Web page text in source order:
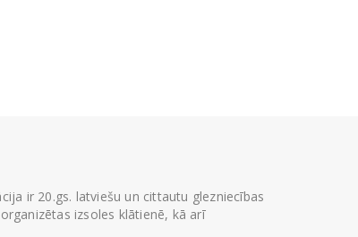
ir 20.gs. latviešu un cittautu glezniecības
izsoles klātienē, kā arī